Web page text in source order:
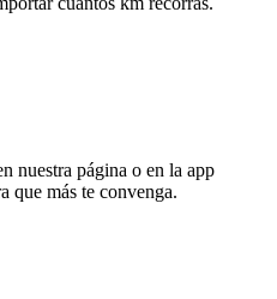
nuestra página o en la app
que más te convenga.